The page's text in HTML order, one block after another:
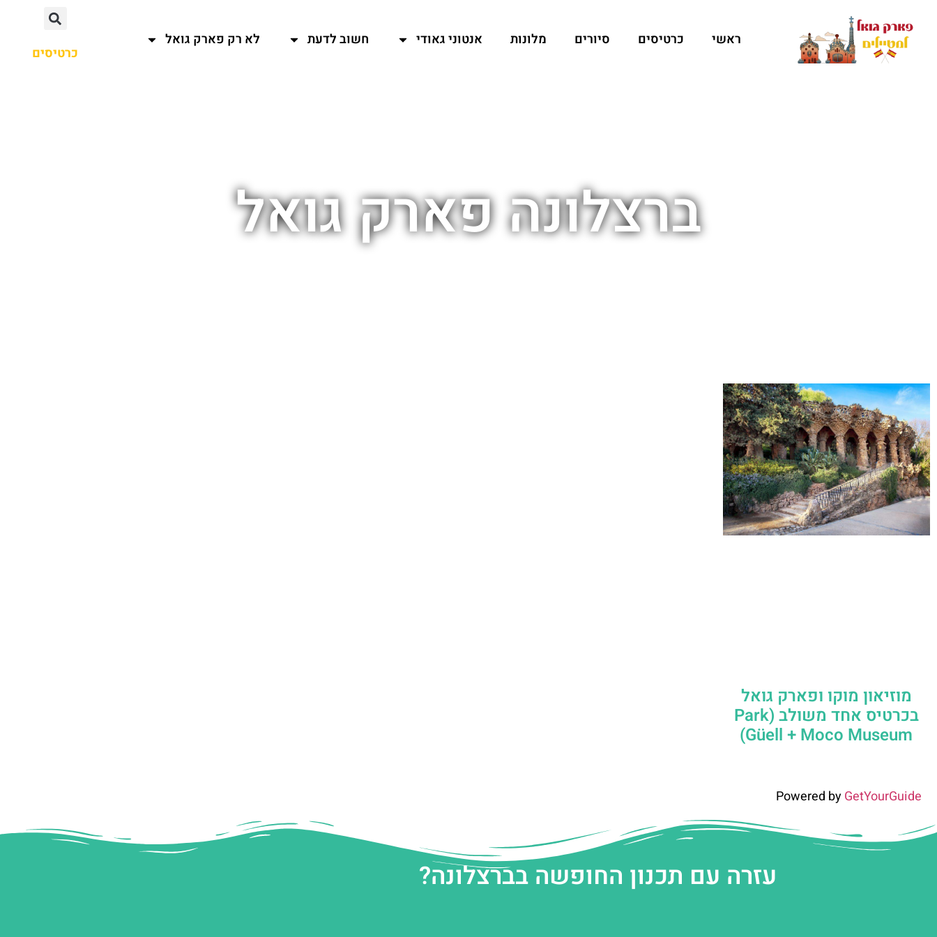
ראשי כרטיסים סיורים מלונות אנטוני גאודי חשוב לדעת לא רק פארק גואל
כרטיסים
ברצלונה פארק גואל
מוזיאון מוקו ופארק גואל
בכרטיס אחד משולב (Park
Güell + Moco Museum)
Powered byGetYourGuide
עזרה עם תכנון החופשה בברצלונה?